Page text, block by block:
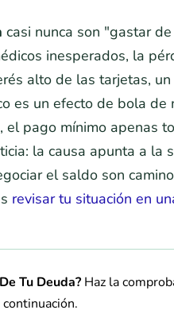
casi nunca son "gastar
inesperados, la
alto de las tarjetas, un
es un efecto de bola de
pago mínimo apenas
la causa apunta a la
el saldo son
revisar tu situación en
Tu Deuda?Haz la
continuación.